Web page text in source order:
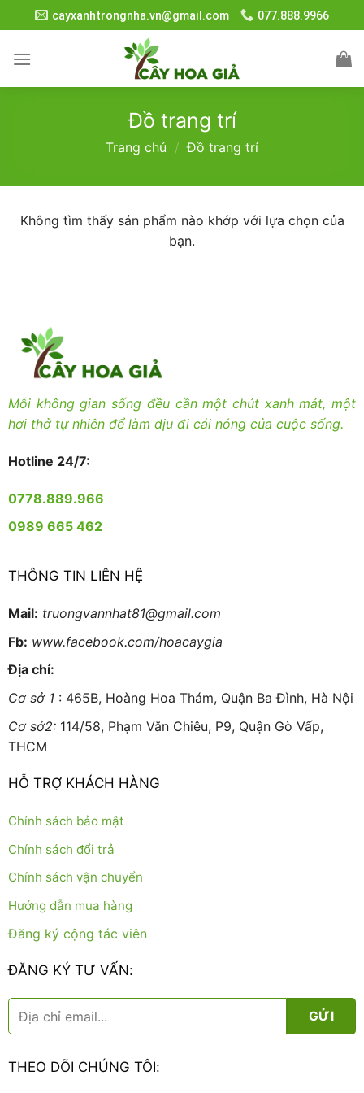
to
content
cayxanhtrongnha.vn@gmail.com 077.888.9966
Đồ trang trí
Trang chủ / Đồ trang trí
Không tìm thấy sản phẩm nào khớp với lựa chọn của
bạn.
Mỗi không gian sống đều cần một chút xanh mát, một
hơi thở tự nhiên để làm dịu đi cái nóng của cuộc sống.
Hotline 24/7:
0778.889.966
0989 665 462
THÔNG TIN LIÊN HỆ
Mail: truongvannhat81@gmail.com
Fb: www.facebook.com/hoacaygia
Địa chỉ:
Cơ sở 1: 465B, Hoàng Hoa Thám, Quận Ba Đình, Hà Nội
Cơ sở2:114/58, Phạm Văn Chiêu, P9, Quận Gò Vấp,
THCM
HỖ TRỢ KHÁCH HÀNG
Chính sách bảo mật
Chính sách đổi trả
Chính sách vận chuyển
Hướng dẫn mua hàng
Đăng ký cộng tác viên
ĐĂNG KÝ TƯ VẤN:
THEO DÕI CHÚNG TÔI: